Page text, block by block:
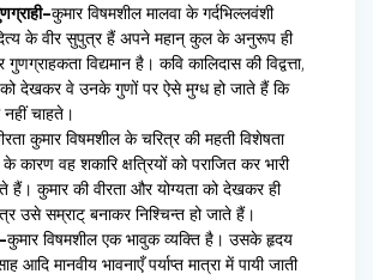
कुमार विषमशील मालवा के गर्दभिल्लवंशी
के वीर सुपुत्र हैं अपने महान् कुल के अनुरूप ही
विद्यमान है। कवि कालिदास की विद्वत्ता,
को देखकर वे उनके गुणों पर ऐसे मुग्ध हो जाते हैं कि
चाहते।
कुमार विषमशील के चरित्र की महती विशेषता
कारण वह शकारि क्षत्रियों को पराजित कर भारी
हैं। कुमार की वीरता और योग्यता को देखकर ही
उसे सम्राट् बनाकर निश्चिन्त हो जाते हैं।
कुमार विषमशील एक भावुक व्यक्ति है। उसके हृदय
आदि मानवीय भावनाएँ पर्याप्त मात्रा में पायी जाती